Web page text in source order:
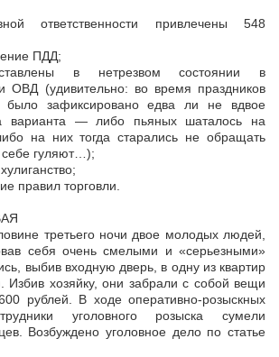
ответственности привлечены 548
ПДД;
в нетрезвом состоянии в
ОВД (удивительно: во время праздников
было зафиксировано едва ли не вдвое
варианта — либо пьяных шаталось на
на них тогда старались не обращать
гуляют…);
правил торговли.
третьего ночи двое молодых людей,
себя очень смелыми и «серьезными»
выбив входную дверь, в одну из квартир
Избив хозяйку, они забрали с собой вещи
рублей. В ходе оперативно-розыскных
уголовного розыска сумели
Возбуждено уголовное дело по статье